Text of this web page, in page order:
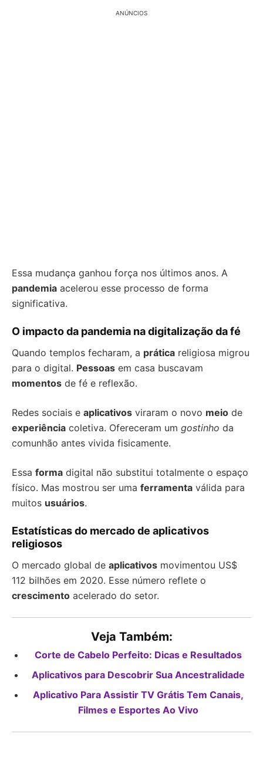
ANÚNCIOS
Essa mudança ganhou força nos últimos anos. A
pandemia acelerou esse processo de forma
significativa.
O impacto da pandemia na digitalização da fé
Quando templos fecharam, a prática religiosa migrou
para o digital. Pessoas em casa buscavam
momentos de fé e reflexão.
Redes sociais e aplicativos viraram o novo meio de
experiência coletiva. Ofereceram um gostinho da
comunhão antes vivida fisicamente.
Essa forma digital não substitui totalmente o espaço
físico. Mas mostrou ser uma ferramenta válida para
muitos usuários.
Estatísticas do mercado de aplicativos
religiosos
O mercado global de aplicativos movimentou US$
112 bilhões em 2020. Esse número reflete o
crescimento acelerado do setor.
Veja Também:
Corte de Cabelo Perfeito: Dicas e Resultados
Aplicativos para Descobrir Sua Ancestralidade
Aplicativo Para Assistir TV Grátis Tem Canais,
Filmes e Esportes Ao Vivo